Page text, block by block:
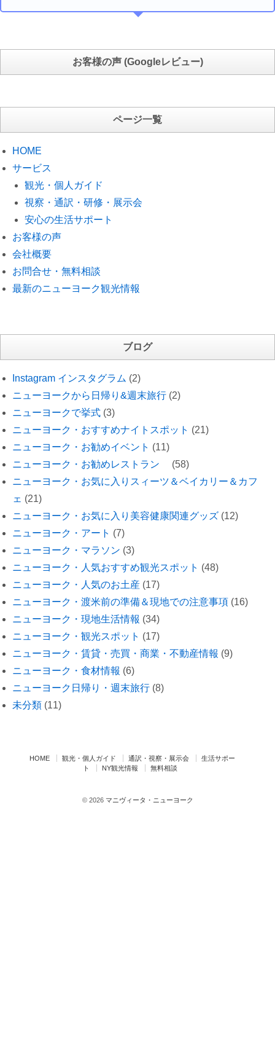
お客様の声 (Googleレビュー)
ページ一覧
HOME
サービス
観光・個人ガイド
視察・通訳・研修・展示会
安心の生活サポート
お客様の声
会社概要
お問合せ・無料相談
最新のニューヨーク観光情報
ブログ
Instagram インスタグラム (2)
ニューヨークから日帰り&週末旅行 (2)
ニューヨークで挙式 (3)
ニューヨーク・おすすめナイトスポット (21)
ニューヨーク・お勧めイベント (11)
ニューヨーク・お勧めレストラン
(58)
ニューヨーク・お気に入りスィーツ＆ベイカリー＆カフ
ェ (21)
ニューヨーク・お気に入り美容健康関連グッズ (12)
ニューヨーク・アート (7)
ニューヨーク・マラソン (3)
ニューヨーク・人気おすすめ観光スポット (48)
ニューヨーク・人気のお土産 (17)
ニューヨーク・渡米前の準備＆現地での注意事項 (16)
ニューヨーク・現地生活情報 (34)
ニューヨーク・観光スポット (17)
ニューヨーク・賃貸・売買・商業・不動産情報 (9)
ニューヨーク・食材情報 (6)
ニューヨーク日帰り・週末旅行 (8)
未分類 (11)
HOME 観光・個人ガイド 通訳・視察・展示会
生活サポー
ト
NY観光情報 無料相談
© 2026マニヴィータ・ニューヨーク